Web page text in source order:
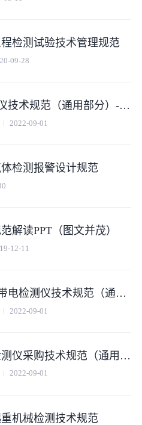
检测试验技术管理规范
09-28
SF6分解产物检测仪技术规范（通用部分）-2.0
2022-09-01
检测报警设计规范
解读PPT（图文并茂）
12-11
SF6气体分解产物带电检测仪技术规范（通用部分）
2022-09-01
避雷器阻性电流检测仪采购技术规范（通用部分）
2022-09-01
机械检测技术规范